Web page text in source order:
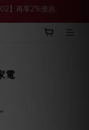
司更划算 >>
電